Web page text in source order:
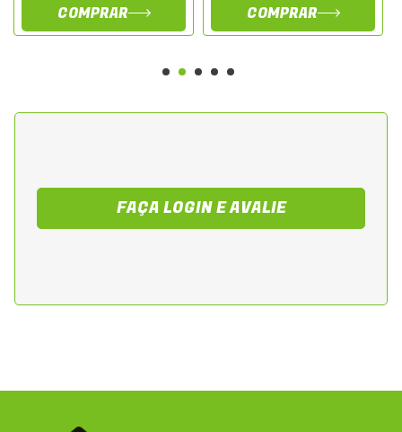
COMPRAR COMPRAR
FAÇA LOGIN E AVALIE